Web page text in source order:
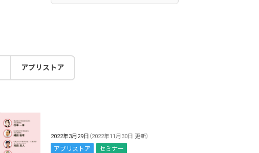
アプリストア
2022年3月29日 （2022年11月30日 更新）
アプリストア セミナー